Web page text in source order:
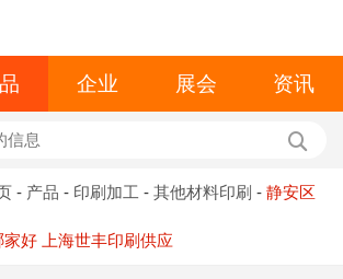
企业 展会 资讯
- 产品 - 印刷加工 -其他材料印刷 -静安区
好 上海世丰印刷供应